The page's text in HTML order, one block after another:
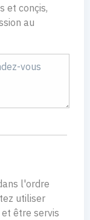
et conçis,
au
l'ordre
utiliser
être servis